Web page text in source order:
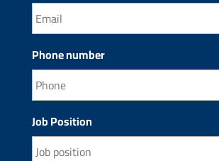
Phone number
Job Position